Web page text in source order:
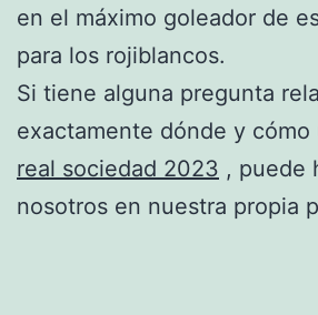
en el máximo goleador de
para los rojiblancos.
Si tiene alguna pregunta
exactamente dónde y cómo
real sociedad 2023 , puede
nosotros en nuestra propia